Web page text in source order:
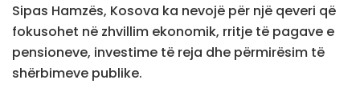
Sipas Hamzës, Kosova ka nevojë për një qeveri që
fokusohet në zhvillim ekonomik, rritje të pagave e
pensioneve, investime të reja dhe përmirësim të
shërbimeve publike.